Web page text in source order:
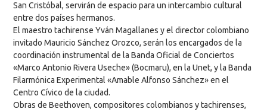
San Cristóbal, servirán de espacio para un intercambio cultural
entre dos países hermanos.
El maestro tachirense Yván Magallanes y el director colombiano
invitado Mauricio Sánchez Orozco, serán los encargados de la
coordinación instrumental de la Banda Oficial de Conciertos
«Marco Antonio Rivera Useche» (Bocmaru), en la Unet, y la Banda
Filarmónica Experimental «Amable Alfonso Sánchez» en el
Centro Cívico de la ciudad.
Obras de Beethoven, compositores colombianos y tachirenses,